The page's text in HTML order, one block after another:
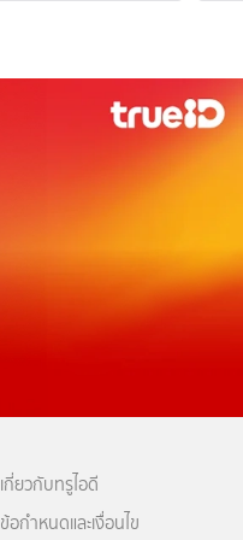
เกี่ยวกับทรูไอดี
ข้อกำหนดและเงื่อนไข